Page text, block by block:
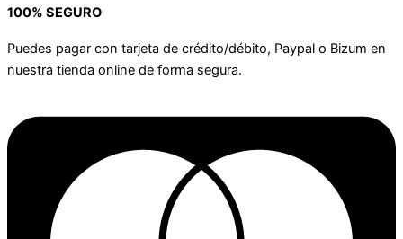
100% SEGURO
Puedes pagar con tarjeta de crédito/débito, Paypal o Bizum en
nuestra tienda online de forma segura.